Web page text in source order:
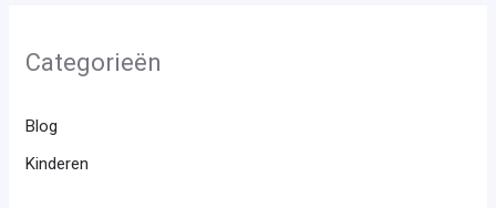
Categorieën
Blog
Kinderen